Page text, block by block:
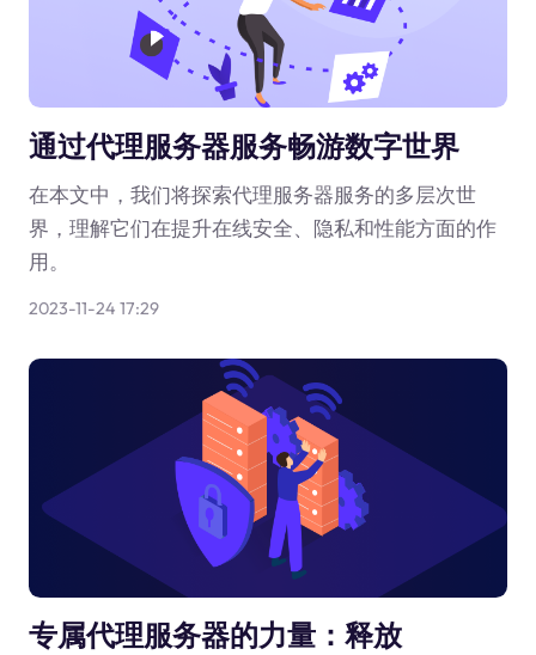
通过代理服务器服务畅游数字世界
在本文中，我们将探索代理服务器服务的多层次世
界，理解它们在提升在线安全、隐私和性能方面的作
用。
2023-11-24 17:29
专属代理服务器的力量：释放